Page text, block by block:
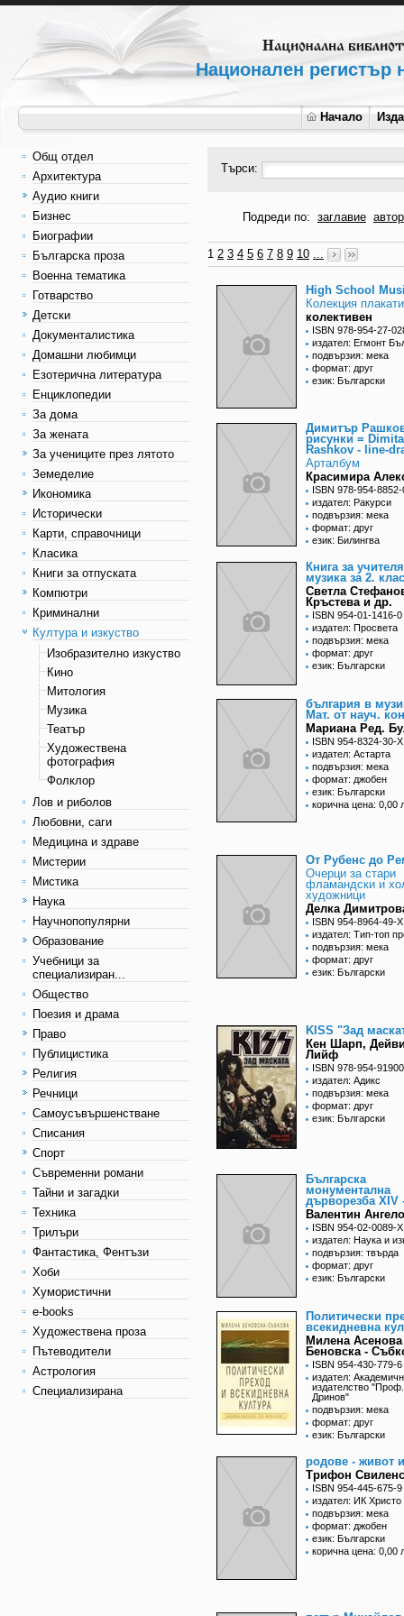
Национален регистър
Начало
Общ отдел
Архитектура
Аудио книги
Бизнес
Биографии
Българска проза
Военна тематика
Готварство
Детски
Документалистика
Домашни любимци
Езотерична литература
Енциклопедии
За дома
За жената
За учениците през лятото
Земеделие
Икономика
Исторически
Карти, справочници
Класика
Книги за отпуската
Компютри
Криминални
Култура и изкуство
Изобразително изкуство
Кино
Митология
Музика
Театър
Художествена
фотография
Фолклор
Лов и риболов
Любовни, саги
Медицина и здраве
Мистерии
Мистика
Наука
Научнопопулярни
Образование
Учебници за
специализиран...
Общество
Поезия и драма
Право
Публицистика
Религия
Речници
Самоусъвършенстване
Списания
Спорт
Съвременни романи
Тайни и загадки
Техника
Трилъри
Фантастика, Фентъзи
Хоби
Хумористични
e-books
Художествена проза
Пътеводители
Астрология
Специализирана
Търси:
Подреди по: заглавие автор
1 2 3 4 5 6 7 8 9 10 ...
High School
Колекция
колективен
ISBN 978-954-27-
издател: Егмонт
подвързия: мека
формат: друг
език: Български
Димитър
рисунки =
Rashkov - line-
Арталбум
Красимира
ISBN 978-954-
издател: Ракурси
подвързия: мека
формат: друг
език: Билингва
Книга за
музика за 2. клас
Светла
Кръстева и др.
ISBN 954-01-1416-0
издател: Просвета
подвързия: мека
формат: друг
език: Български
българия в
Мат. от науч.
Мариана Ред.
ISBN 954-8324-30-X
издател: Астарта
подвързия: мека
формат: джобен
език: Български
корична цена: 0,00
От Рубенс до
Очерци за стари
фламандски и
художници
Делка
ISBN 954-8964-49-X
издател: Тип-топ
подвързия: мека
формат: друг
език: Български
KISS "Зад
Кен Шарп,
Лийф
ISBN 978-954-
издател: Адикс
подвързия: мека
формат: друг
език: Български
Българска
монументална
дърворезба ХIV
Валентин
ISBN 954-02-0089-X
издател: Наука и
подвързия: твърда
формат: друг
език: Български
Политически
всекидневна
Милена Асенова
Беновска -
ISBN 954-430-779-6
издател:
издателство
Дринов"
подвързия: мека
формат: друг
език: Български
родове - живот
Трифон
ISBN 954-445-675-9
издател: ИК Христо
подвързия: мека
формат: джобен
език: Български
корична цена: 0,00